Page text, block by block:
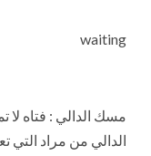
waiting
مسك الدالي : فتاه
الدالي من مراد التي